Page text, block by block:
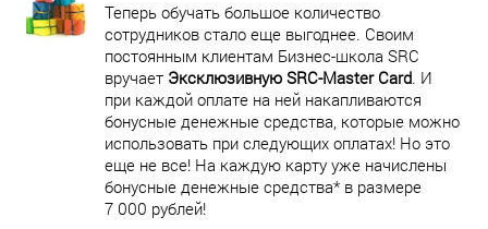
Теперь обучать большое количество
сотрудников стало еще выгоднее. Своим
постоянным клиентам Бизнес-школа SRC
вручает Эксклюзивную SRC-Master Card. И
при каждой оплате на ней накапливаются
бонусные денежные средства, которые можно
использовать при следующих оплатах! Но это
еще не все! На каждую карту уже начислены
бонусные денежные средства* в размере
7 000 рублей!